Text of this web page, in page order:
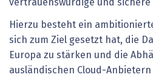
vertrauenswürdige und
Hierzu besteht ein
sich zum Ziel gesetzt hat, die
Europa zu stärken und die
ausländischen Cloud-